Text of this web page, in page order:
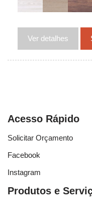
Ver detalhes
Acesso Rápido
Solicitar Orçamento
Facebook
Instagram
Produtos e